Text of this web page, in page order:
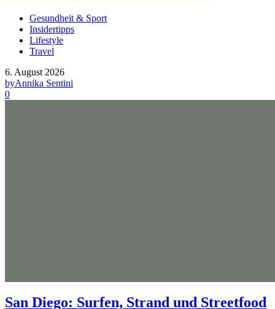
Gesundheit & Sport
Insidertipps
Lifestyle
Travel
6. August 2026
byAnnika Sentini
0
San Diego: Surfen, Strand und Streetfood